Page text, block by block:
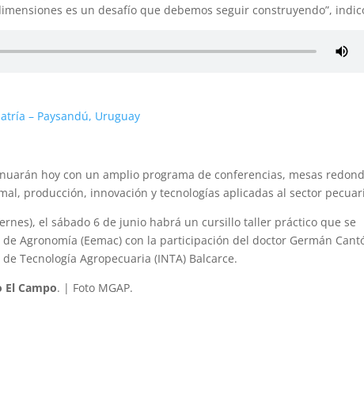
es un desafío que debemos seguir construyendo”,
– Paysandú, Uruguay
hoy con un amplio programa de conferencias, mesas
producción, innovación y tecnologías aplicadas al sector
el sábado 6 de junio habrá un cursillo taller práctico que se
Agronomía (Eemac) con la participación del doctor Germán
Tecnología Agropecuaria (INTA) Balcarce.
El Campo. | Foto MGAP.